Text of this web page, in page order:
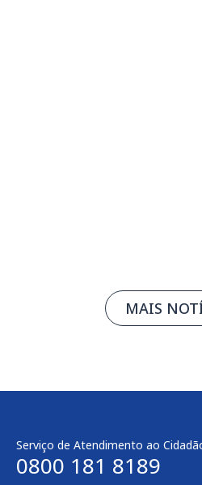
MAIS
Serviço de Atendimento ao
0800 181 8189